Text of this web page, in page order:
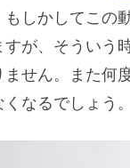
もしかしてこの
が、そういう
ません。また何
なるでしょう。